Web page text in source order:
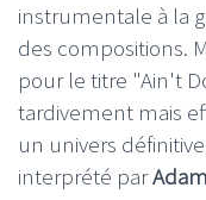
instrumentale à la
des compositions.
pour le titre "Ain't
tardivement mais
un univers
interprété par